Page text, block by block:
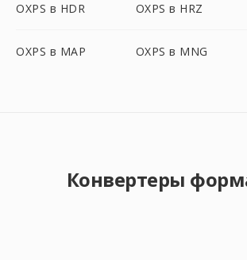
OXPS в HDR OXPS в HRZ
OXPS в MAP OXPS в MNG
Конвертеры